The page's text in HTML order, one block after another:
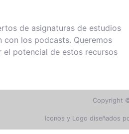
de asignaturas de estudios
los podcasts. Queremos
potencial de estos recursos
Copyright
Iconos y Logo diseñados